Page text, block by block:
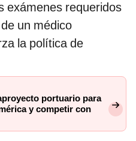
exámenes requeridos
un médico
la política de
portuario para
y competir con